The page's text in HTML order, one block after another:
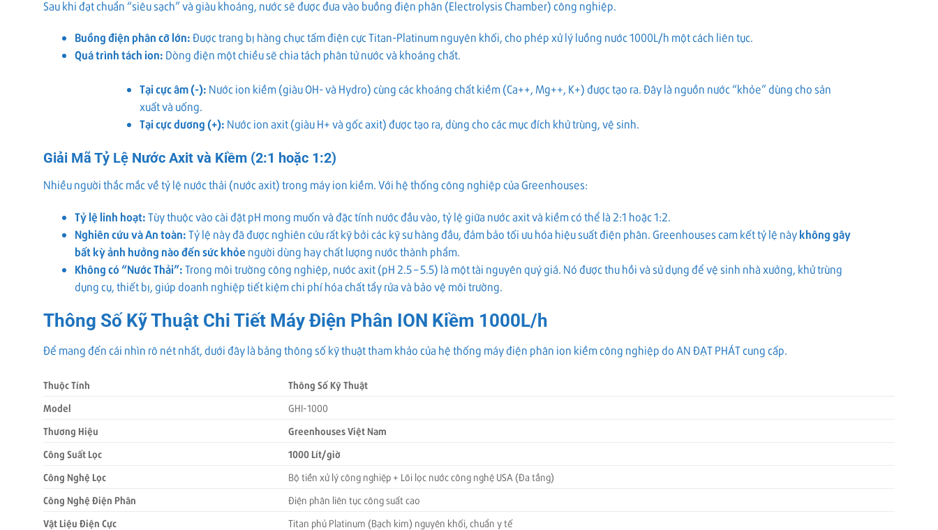
Sau khi đạt chuẩn “siêu sạch” và giàu khoáng, nước sẽ được đưa vào buồng điện phân (Electrolysis Chamber) công nghiệp.
Buồng điện phân cỡ lớn:Được trang bị hàng chục tấm điện cực Titan-Platinum nguyên khối, cho phép xử lý luồng nước 1000L/h một cách liên tục.
Quá trình tách ion: Dòng điện một chiều sẽ chia tách phân tử nước và khoáng chất.
Tại cực âm (-): Nước ion kiềm (giàu OH- và Hydro) cùng các khoáng chất kiềm (Ca++, Mg++, K+) được tạo ra. Đây là nguồn nước “khỏe” dùng cho sản
xuất và uống.
Tại cực dương (+): Nước ion axit (giàu H+ và gốc axit) được tạo ra, dùng cho các mục đích khử trùng, vệ sinh.
Giải Mã Tỷ Lệ Nước Axit và Kiềm (2:1 hoặc 1:2)
Nhiều người thắc mắc về tỷ lệ nước thải (nước axit) trong máy ion kiềm. Với hệ thống công nghiệp của Greenhouses:
Tỷ lệ linh hoạt:Tùy thuộc vào cài đặt pH mong muốn và đặc tính nước đầu vào, tỷ lệ giữa nước axit và kiềm có thể là 2:1 hoặc 1:2.
Nghiên cứu và An toàn:Tỷ lệ này đã được nghiên cứu rất kỹ bởi các kỹ sư hàng đầu, đảm bảo tối ưu hóa hiệu suất điện phân. Greenhouses cam kết tỷ lệ nàykhông gây
bất kỳ ảnh hưởng nào đến sức khỏe người dùng hay chất lượng nước thành phẩm.
Không có “Nước Thải”:Trong môi trường công nghiệp, nước axit (pH 2.5 – 5.5) là một tài nguyên quý giá. Nó được thu hồi và sử dụng để vệ sinh nhà xưởng, khử trùng
dụng cụ, thiết bị, giúp doanh nghiệp tiết kiệm chi phí hóa chất tẩy rửa và bảo vệ môi trường.
Thông Số Kỹ Thuật Chi Tiết Máy Điện Phân ION Kiềm 1000L/h
Để mang đến cái nhìn rõ nét nhất, dưới đây là bảng thông số kỹ thuật tham khảo của hệ thống máy điện phân ion kiềm công nghiệp do AN ĐẠT PHÁT cung cấp.
Thuộc Tính
Thông Số Kỹ Thuật
Model
GHI-1000
Thương Hiệu
Greenhouses Việt Nam
Công Suất Lọc
1000 Lít/giờ
Công Nghệ Lọc
Bộ tiền xử lý công nghiệp + Lõi lọc nước công nghệ USA (Đa tầng)
Công Nghệ Điện Phân Điện phân liên tục công suất cao
Vật Liệu Điện Cực Titan phủ Platinum (Bạch kim) nguyên khối, chuẩn y tế